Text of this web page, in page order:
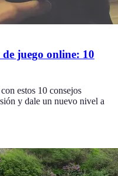
juego online: 10
estos 10 consejos
y dale un nuevo nivel a